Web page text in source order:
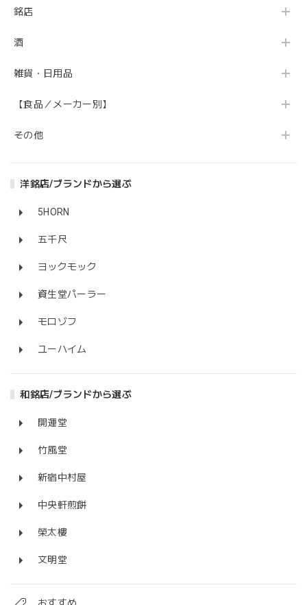
銘店
酒
雑貨・日用品
【食品／メーカー別】
その他
洋銘店/ブランドから選ぶ
5HORN
五千尺
ヨックモック
資生堂パーラー
モロゾフ
ユーハイム
和銘店/ブランドから選ぶ
開運堂
竹風堂
新宿中村屋
中央軒煎餅
榮太樓
文明堂